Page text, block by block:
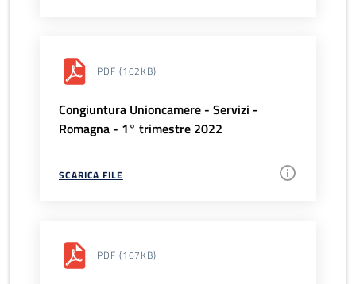
PDF (162KB)
Congiuntura Unioncamere - Servizi -
Romagna - 1° trimestre 2022
SCARICA FILE
PDF (167KB)